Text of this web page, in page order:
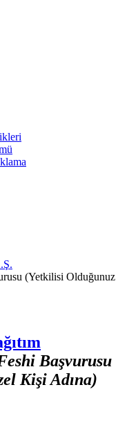
(Yetkilisi Olduğunuz
Başvurusu
Kişi Adına)